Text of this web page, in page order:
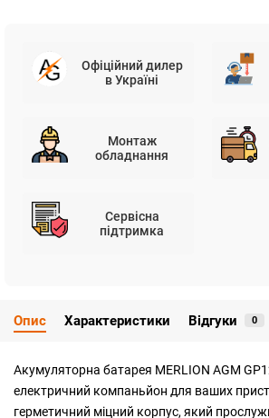
Офіційний дилер
в Україні
Монтаж
обладнання
Сервісна
підтримка
Опис Характеристики Відгуки 0
Акумуляторна батарея MERLION AGM
електричний компаньйон для ваших
герметичний міцний корпус, який